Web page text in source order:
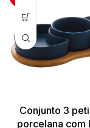
Conjunto 3
porcelana com